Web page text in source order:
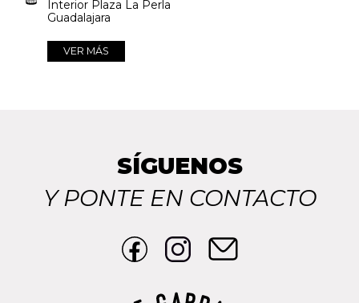
Interior Plaza La Perla
Guadalajara
VER MÁS
SÍGUENOS
Y PONTE EN CONTACTO